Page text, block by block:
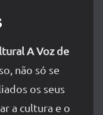
A Voz de
não só se
os seus
a cultura e o